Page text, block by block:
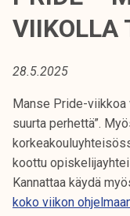
i
o
k
e
a
k
o
u
VIIKOLLA
28.5.2025
Manse Pride-viikkoa
suurta perhettä”.
koottu
Kannattaa käydä
koko viikon